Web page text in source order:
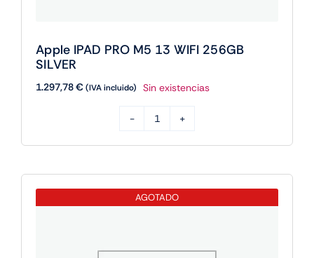
Apple IPAD PRO M5 13 WIFI 256GB
SILVER
1.297,78€(IVA incluido) Sin existencias
IPAD
13
AGOTADO